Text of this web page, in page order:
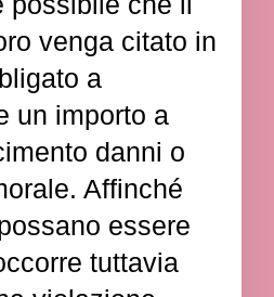
venga citato in
a
un importo a
danni o
Affinché
essere
tuttavia